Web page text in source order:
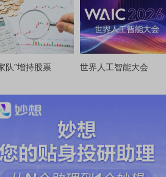
队”增持股票 世界人工智能大会